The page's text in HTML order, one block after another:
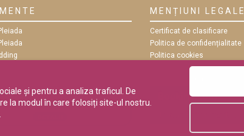
MENȚIUNI LEGALE
Certificat de clasificare
Politica de confidențialitate
Politica cookies
și pentru a analiza traficul. De
la modul în care folosiți site-ul nostru.